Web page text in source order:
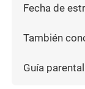
Fecha de
También
Guía parental